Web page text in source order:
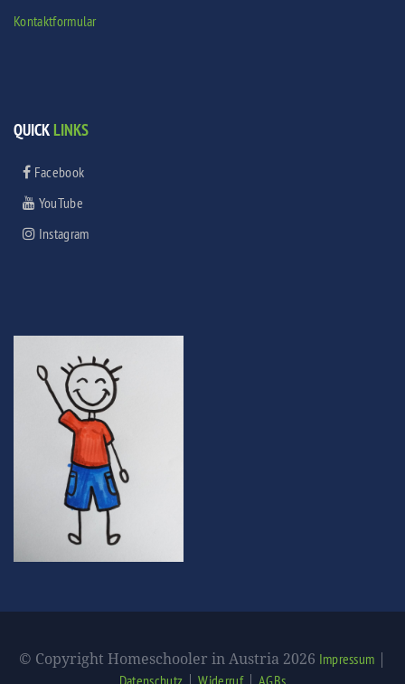
Kontaktformular
QUICKLINKS
Facebook
YouTube
Instagram
© Copyright Homeschooler in Austria 2026 Impressum |